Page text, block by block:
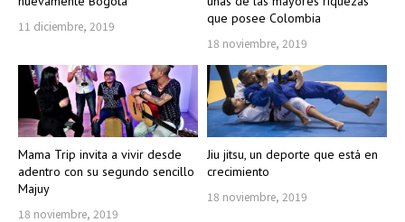
11 diciembre, 2019
que posee Colombia
18 noviembre, 2019
Mama Trip invita a vivir desde
adentro con su segundo sencillo
Majuy
18 noviembre, 2019
Jiu jitsu, un deporte que está en
crecimiento
18 noviembre, 2019